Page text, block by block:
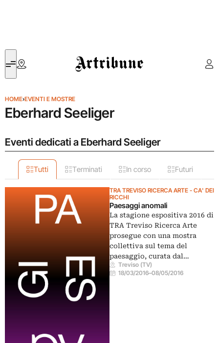
Artribune
HOME›EVENTI E MOSTRE
Eberhard Seeliger
Eventi dedicati a Eberhard Seeliger
Tutti Terminati In corso Futuri
TRA TREVISO RICERCA ARTE - CA' DEI
RICCHI
Paesaggi anomali
La stagione espositiva 2016 di
TRA Treviso Ricerca Arte
prosegue con una mostra
collettiva sul tema del
paesaggio, curata dal…
Treviso (TV)
18/03/2016–08/05/2016